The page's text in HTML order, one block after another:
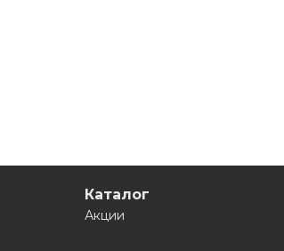
Каталог
Акции